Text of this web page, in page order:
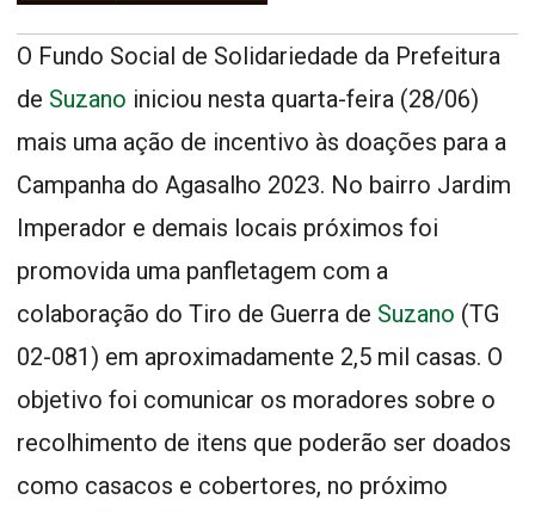
O Fundo Social de Solidariedade da Prefeitura
de Suzano iniciou nesta quarta-feira (28/06)
mais uma ação de incentivo às doações para a
Campanha do Agasalho 2023. No bairro Jardim
Imperador e demais locais próximos foi
promovida uma panfletagem com a
colaboração do Tiro de Guerra de Suzano (TG
02-081) em aproximadamente 2,5 mil casas. O
objetivo foi comunicar os moradores sobre o
recolhimento de itens que poderão ser doados
como casacos e cobertores, no próximo